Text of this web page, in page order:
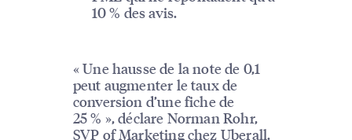
10 % des avis.
« Une hausse de la note de 0,1
peut augmenter le taux de
conversion d’une fiche de
25 % », déclare Norman Rohr,
SVP of Marketing chez Uberall.